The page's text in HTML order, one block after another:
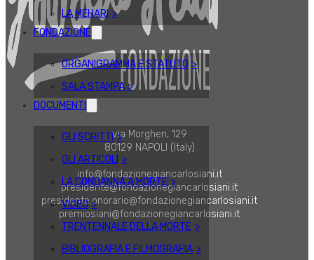
LA MEHARI
FONDAZIONE
ORGANIGRAMMA E STATUTO
SALA STAMPA
DOCUMENTI
GLI SCRITTI
GLI ARTICOLI
LA CONDANNA A MORTE
VIDEO
TRENTENNALE DELLA MORTE
BIBLIOGRAFIA E FILMOGRAFIA
via Morghen, 129
80129 NAPOLI (Italy)
info@fondazionegiancarlosiani.it
presidente@fondazionegiancarlosiani.it
presidente.onorario@fondazionegiancarlosiani.it
premiosiani@fondazionegiancarlosiani.it